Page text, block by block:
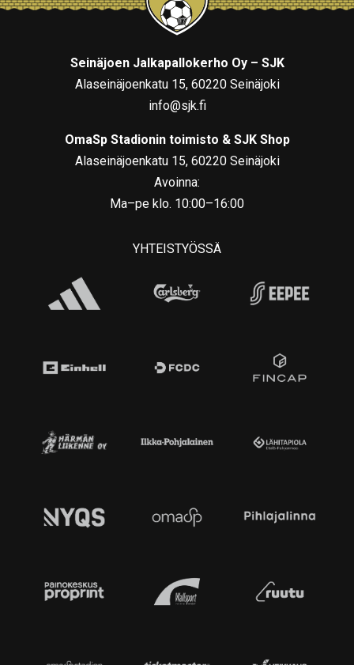
Seinäjoen Jalkapallokerho Oy – SJK
Alaseinäjoenkatu 15, 60220 Seinäjoki
info@sjk.fi
OmaSp Stadionin toimisto & SJK Shop
Alaseinäjoenkatu 15, 60220 Seinäjoki
Avoinna:
Ma–pe klo. 10:00–16:00
YHTEISTYÖSSÄ